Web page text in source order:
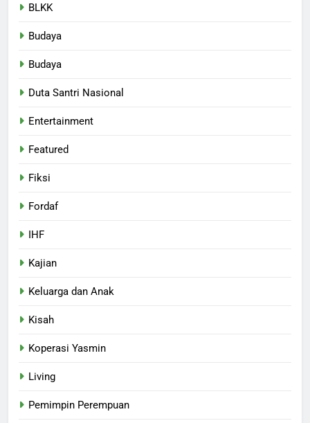
BLKK
Budaya
Budaya
Duta Santri Nasional
Entertainment
Featured
Fiksi
Fordaf
IHF
Kajian
Keluarga dan Anak
Kisah
Koperasi Yasmin
Living
Pemimpin Perempuan